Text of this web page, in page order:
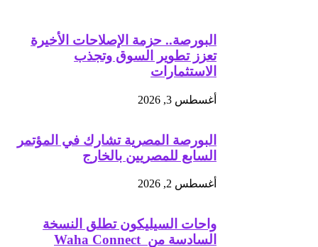
البورصة.. حزمة الإصلاحات الأخيرة
تعزز تطوير السوق وتجذب
الاستثمارات
أغسطس 3, 2026
البورصة المصرية تشارك في المؤتمر
السابع للمصريين بالخارج
أغسطس 2, 2026
واحات السيليكون تطلق النسخة
السادسة من Waha Connect